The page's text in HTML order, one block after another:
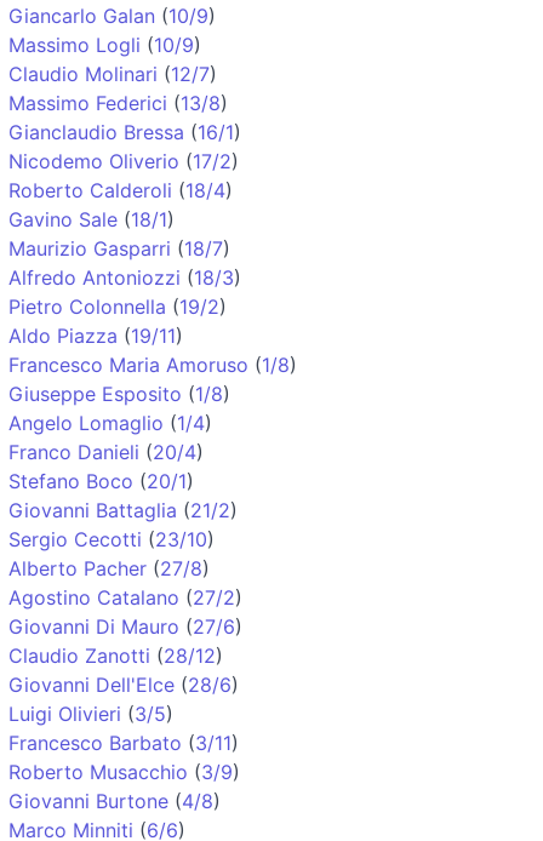
Giancarlo Galan (10/9)
Massimo Logli (10/9)
Claudio Molinari (12/7)
Massimo Federici (13/8)
Gianclaudio Bressa (16/1)
Nicodemo Oliverio (17/2)
Roberto Calderoli (18/4)
Gavino Sale (18/1)
Maurizio Gasparri (18/7)
Alfredo Antoniozzi (18/3)
Pietro Colonnella (19/2)
Aldo Piazza (19/11)
Francesco Maria Amoruso (1/8)
Giuseppe Esposito (1/8)
Angelo Lomaglio (1/4)
Franco Danieli (20/4)
Stefano Boco (20/1)
Giovanni Battaglia (21/2)
Sergio Cecotti (23/10)
Alberto Pacher (27/8)
Agostino Catalano (27/2)
Giovanni Di Mauro (27/6)
Claudio Zanotti (28/12)
Giovanni Dell'Elce (28/6)
Luigi Olivieri (3/5)
Francesco Barbato (3/11)
Roberto Musacchio (3/9)
Giovanni Burtone (4/8)
Marco Minniti (6/6)